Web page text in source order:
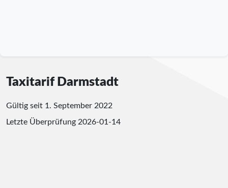
Taxitarif Darmstadt
Gültig seit 1. September 2022
Letzte Überprüfung 2026-01-14